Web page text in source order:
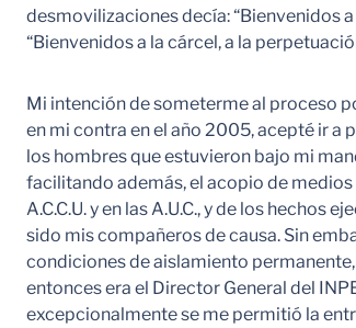
desmovilizaciones decía: “Bienvenidos
“Bienvenidos a la cárcel, a la
Mi intención de someterme al proceso
en mi contra en el año 2005, acepté ir a
los hombres que estuvieron bajo mi
facilitando además, el acopio de
A.C.C.U. y en las A.U.C., y de los
sido mis compañeros de causa. Sin
condiciones de aislamiento
entonces era el Director General del
excepcionalmente se me permitió la